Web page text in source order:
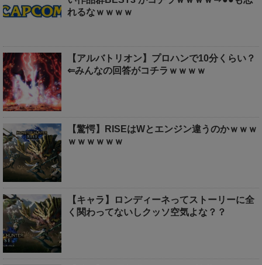
れるなｗｗｗｗ
【アルバトリオン】プロハンで10分くらい？
⇐みんなの回答がコチラｗｗｗｗ
【驚愕】RISEはWとエンジン違うのかｗｗｗ
ｗｗｗｗｗｗ
【キャラ】ロンディーネってストーリーに全
く関わってないしクッソ空気よな？？